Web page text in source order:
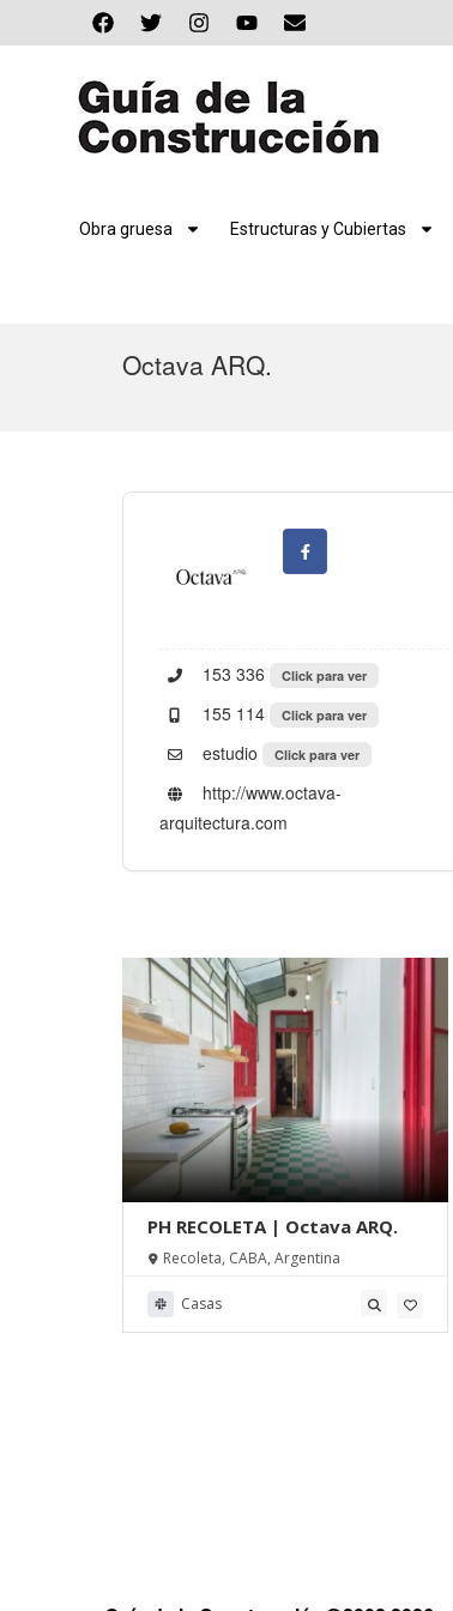
Obra gruesa Estructuras y Cubiertas
Octava ARQ.
153 336 Click para ver
155 114 Click para ver
estudio Click para ver
http://www.octava-
arquitectura.com
PH RECOLETA | Octava ARQ.
Recoleta, CABA, Argentina
Casas